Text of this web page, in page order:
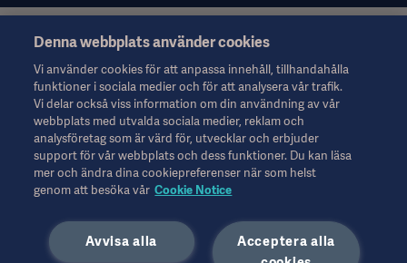
Denna information riktar sig uteslutande till hälso- och
sjukvårdspersonal eller andra professionella yrkesgrupper och
ges endast i informationssyfte. Informationen är inte
uttömmande och ska därför inte användas som ersättning för
bruksanvisningen, servicemanualen eller medicinsk rådgivning.
Getinge ansvarar inte för eventuella åtgärder eller försummelser
från någon part baserat på detta material. Detta sker uteslutet på
användarens egen risk.
Eventuella behandlingar, lösningar eller produkter som nämns
får inte kopieras eller användas, helt eller delvis, utan skriftligt
tillstånd från Getinge.
Denna webbplats använder cookies
Vi använder cookies för att anpassa innehåll, tillhandahålla
funktioner i sociala medier och för att analysera vår trafik.
Vi delar också viss information om din användning av vår
webbplats med utvalda sociala medier, reklam och
analysföretag som är värd för, utvecklar och erbjuder
support för vår webbplats och dess funktioner. Du kan läsa
mer och ändra dina cookiepreferenser när som helst
genom att besöka vår Cookie Notice
Acceptera alla
Avvisa alla